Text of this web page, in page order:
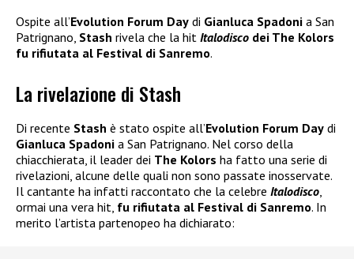
Ospite all’Evolution Forum Day di Gianluca Spadoni a San
Patrignano, Stash rivela che la hit Italodisco dei The Kolors
fu rifiutata al Festival di Sanremo.
La rivelazione di Stash
Di recente Stash è stato ospite all’Evolution Forum Day di
Gianluca Spadoni a San Patrignano. Nel corso della
chiacchierata, il leader dei The Kolors ha fatto una serie di
rivelazioni, alcune delle quali non sono passate inosservate.
Il cantante ha infatti raccontato che la celebre Italodisco
ormai una vera hit, fu rifiutata al Festival di Sanremo. In
merito l’artista partenopeo ha dichiarato: